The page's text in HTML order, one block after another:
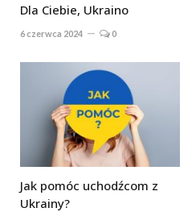
Dla Ciebie, Ukraino
6 czerwca 2024 0
Jak pomóc uchodźcom z
Ukrainy?